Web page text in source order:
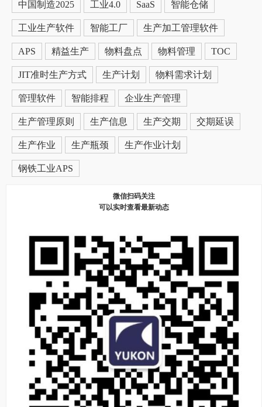
中国制造2025 工业4.0 SaaS 智能仓储
工业生产软件 智能工厂 生产加工管理软件
APS 精益生产 物料盘点 物料管理 TOC
JIT准时生产方式 生产计划 物料需求计划
管理软件 智能排程 企业生产管理
生产管理原则 生产信息 生产交期 交期延误
生产作业 生产瓶颈 生产作业计划
钢铁工业APS
微信扫码关注
可以实时查看最新动态